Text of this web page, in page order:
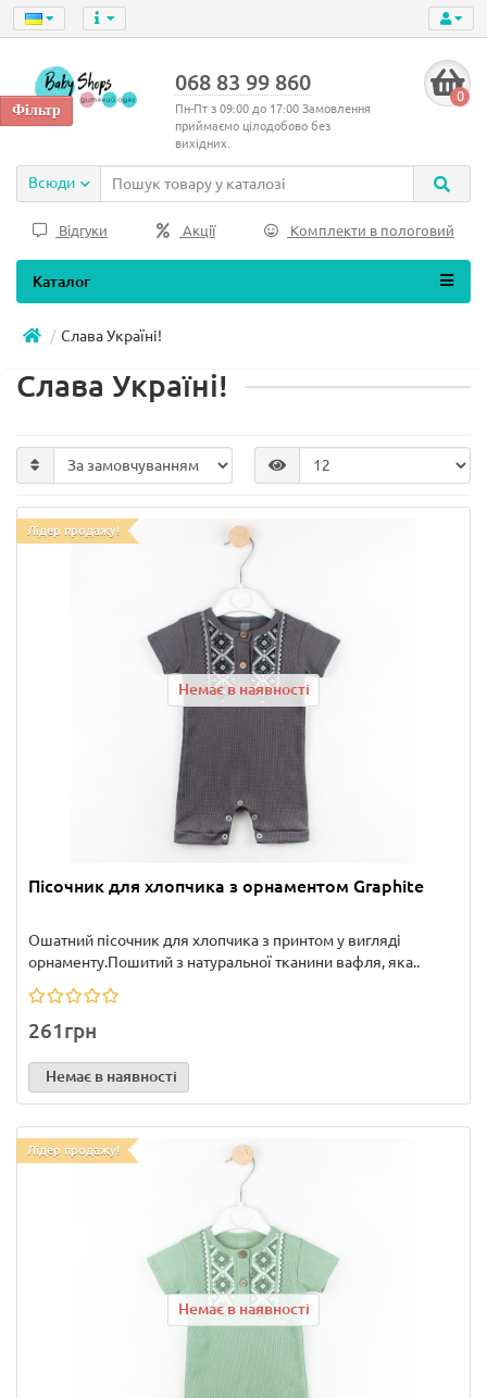
068 83 99 860
Пн-Пт з 09:00 до 17:00 Замовлення
приймаємо цілодобово без
вихідних.
0
Всюди
Відгуки Акції Комплекти в пологовий
Каталог
Слава Україні!
Слава Україні!
Лідер продажу!
Немає в наявності
Пісочник для хлопчика з орнаментом Graphite
Ошатний пісочник для хлопчика з принтом у вигляді
орнаменту.Пошитий з натуральної тканини вафля, яка..
261грн
Немає в наявності
Лідер продажу!
Немає в наявності